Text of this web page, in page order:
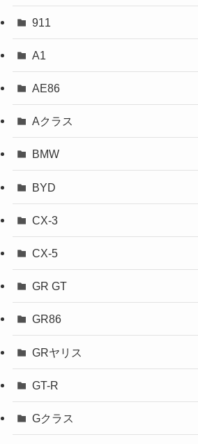
911
A1
AE86
Aクラス
BMW
BYD
CX-3
CX-5
GR GT
GR86
GRヤリス
GT-R
Gクラス